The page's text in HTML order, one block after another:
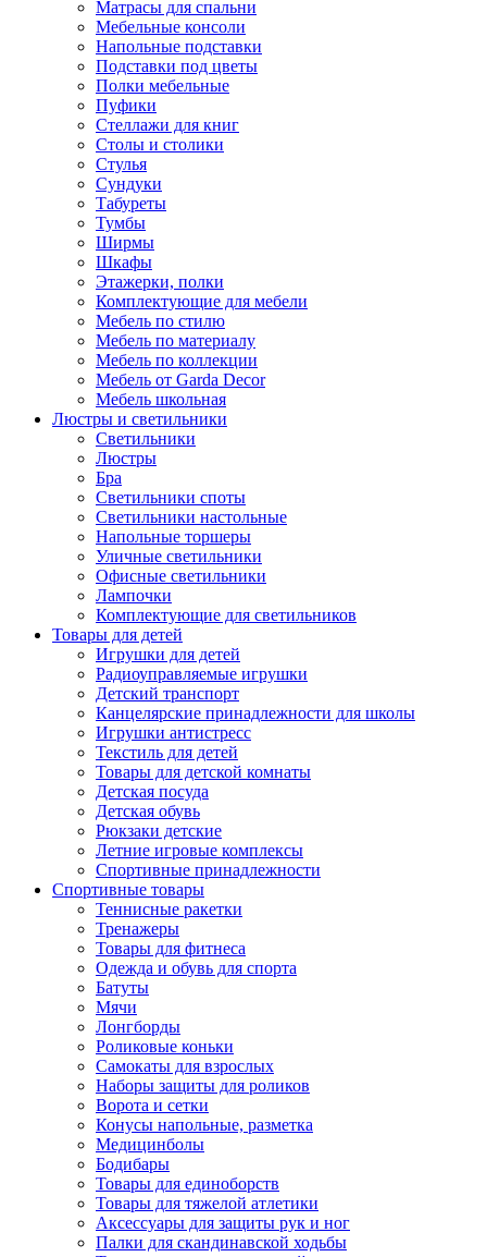
Матрасы для спальни
Мебельные консоли
Напольные подставки
Подставки под цветы
Полки мебельные
Пуфики
Стеллажи для книг
Столы и столики
Стулья
Сундуки
Табуреты
Тумбы
Ширмы
Шкафы
Этажерки, полки
Комплектующие для мебели
Мебель по стилю
Мебель по материалу
Мебель по коллекции
Мебель от Garda Decor
Мебель школьная
Люстры и светильники
Светильники
Люстры
Бра
Светильники споты
Светильники настольные
Напольные торшеры
Уличные светильники
Офисные светильники
Лампочки
Комплектующие для светильников
Товары для детей
Игрушки для детей
Радиоуправляемые игрушки
Детский транспорт
Канцелярские принадлежности для школы
Игрушки антистресс
Текстиль для детей
Товары для детской комнаты
Детская посуда
Детская обувь
Рюкзаки детские
Летние игровые комплексы
Спортивные принадлежности
Спортивные товары
Теннисные ракетки
Тренажеры
Товары для фитнеса
Одежда и обувь для спорта
Батуты
Мячи
Лонгборды
Роликовые коньки
Самокаты для взрослых
Наборы защиты для роликов
Ворота и сетки
Конусы напольные, разметка
Медицинболы
Бодибары
Товары для единоборств
Товары для тяжелой атлетики
Аксессуары для защиты рук и ног
Палки для скандинавской ходьбы